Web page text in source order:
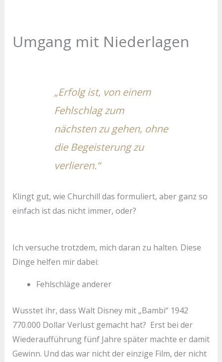
Umgang mit Niederlagen
„Erfolg ist, von einem
Fehlschlag zum
nächsten zu gehen, ohne
die Begeisterung zu
verlieren.“
Klingt gut, wie Churchill das formuliert, aber ganz so
einfach ist das nicht immer, oder?
Ich versuche trotzdem, mich daran zu halten. Diese
Dinge helfen mir dabei:
Fehlschläge anderer
Wusstet ihr, dass Walt Disney mit „Bambi“ 1942
770.000 Dollar Verlust gemacht hat? Erst bei der
Wiederaufführung fünf Jahre später machte er damit
Gewinn. Und das war nicht der einzige Film, der nicht